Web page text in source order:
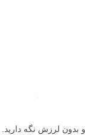
لرزش نگه دارید.